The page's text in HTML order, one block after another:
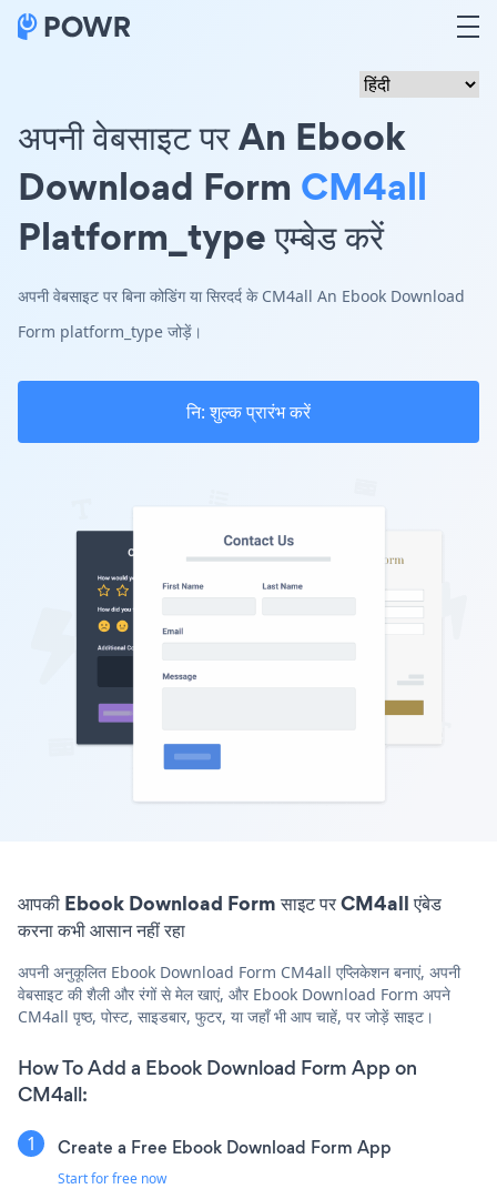
अपनी वेबसाइट पर An Ebook
Download Form CM4all
Platform_type एम्बेड करें
अपनी वेबसाइट पर बिना कोडिंग या सिरदर्द के CM4all An Ebook Download
Form platform_type जोड़ें।
नि: शुल्क प्रारंभ करें
आपकी Ebook Download Form साइट पर CM4all एंबेड
करना कभी आसान नहीं रहा
अपनी अनुकूलित Ebook Download Form CM4all एप्लिकेशन बनाएं, अपनी
वेबसाइट की शैली और रंगों से मेल खाएं, और Ebook Download Form अपने
CM4all पृष्ठ, पोस्ट, साइडबार, फुटर, या जहाँ भी आप चाहें, पर जोड़ें साइट।
How To Add a Ebook Download Form App on
CM4all:
Create a Free Ebook Download Form App
Start for free now